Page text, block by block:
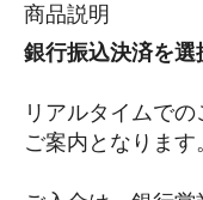
商品説明
銀行振込決済を選
リアルタイムで
ご案内となります